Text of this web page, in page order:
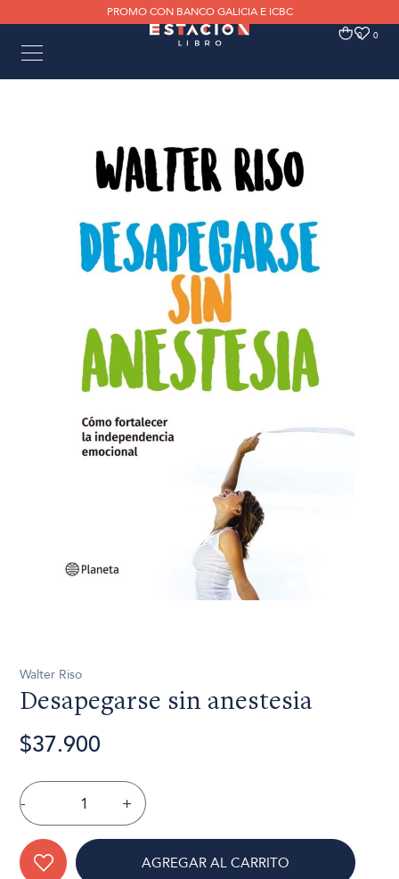
PROMO CON BANCO GALICIA E ICBC
0 0
Walter Riso
Desapegarse sin anestesia
$37.900
- +
AGREGAR AL CARRITO